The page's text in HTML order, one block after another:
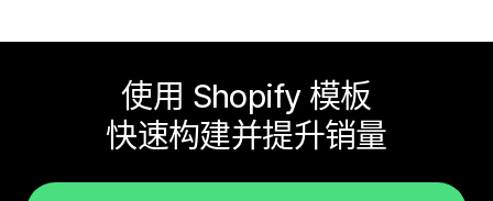
使用 Shopify 模板
快速构建并提升销量